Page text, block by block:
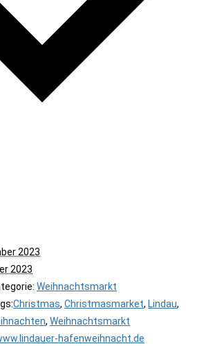
2023
2023
Weihnachtsmarkt
Christmas, Christmasmarket, Lindau,
, Weihnachtsmarkt
hafenweihnacht.de